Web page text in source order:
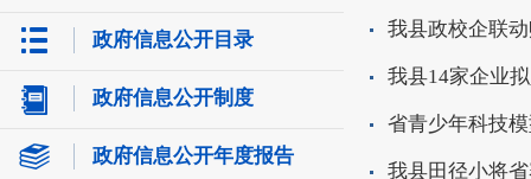
政府信息公开目录
政府信息公开制度
政府信息公开年度报告